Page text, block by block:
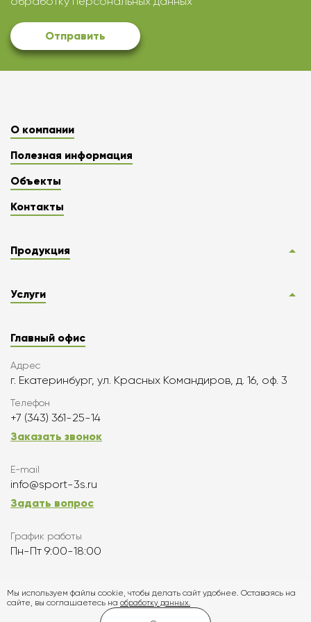
Отправить
О компании
Полезная информация
Объекты
Контакты
Продукция
Услуги
Главный офис
Адрес
г. Екатеринбург, ул. Красных Командиров, д. 16, оф. 3
Телефон
+7 (343) 361-25-14
Заказать звонок
E-mail
info@sport-3s.ru
Задать вопрос
График работы
Пн-Пт 9:00-18:00
Подписаться
Мы используем файлы cookie, чтобы делать сайт удобнее. Оставаясь на
сайте, вы соглашаетесь на обработку данных.